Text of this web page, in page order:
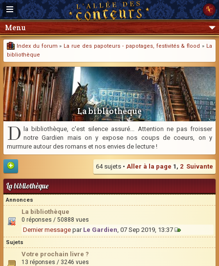
Menu
Index du forum » La rue des papoteurs - papotages, festivités & flood » La
bibliothèque
La bibliothèque
D
la bibliothèque, c'est silence assuré... Attention ne pas froisser
notre Gardien mais on y expose nos coups de coeurs, on y
murmure autour des romans et nos envies de lecture !
64 sujets • Aller à la page 1 , 2 Suivante
La bibliothèque
Annonces
La bibliothèque
0 réponses / 50888 vues
Dernier message par Le Gardien, 07 Sep 2019, 13:37
Sujets
Votre prochain livre ?
13 réponses / 3246 vues